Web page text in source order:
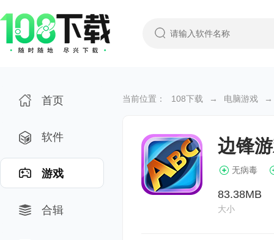
首页
软件
游戏
合辑
当前位置： 108下载 → 电脑游戏 →
边锋
无病毒
83.38MB
大小